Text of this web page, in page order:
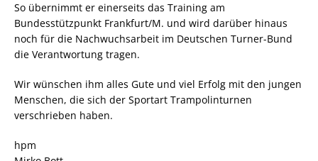
So übernimmt er einerseits das Training am
Bundesstützpunkt Frankfurt/M. und wird darüber hinaus
noch für die Nachwuchsarbeit im Deutschen Turner-Bund
die Verantwortung tragen.
Wir wünschen ihm alles Gute und viel Erfolg mit den jungen
Menschen, die sich der Sportart Trampolinturnen
verschrieben haben.
hpm